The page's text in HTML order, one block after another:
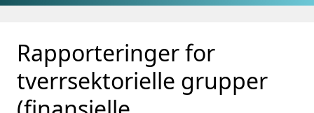
Gå til hovedinnhold
Gå til søkesiden
Rapporteringer for
tverrsektorielle grupper